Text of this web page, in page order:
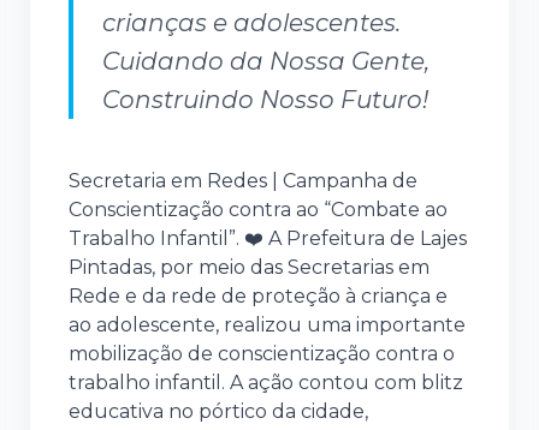
crianças e adolescentes.
Cuidando da Nossa Gente,
Construindo Nosso Futuro!
Secretaria em Redes | Campanha de
Conscientização contra ao “Combate ao
Trabalho Infantil”. ❤️ A Prefeitura de Lajes
Pintadas, por meio das Secretarias em
Rede e da rede de proteção à criança e
ao adolescente, realizou uma importante
mobilização de conscientização contra o
trabalho infantil. A ação contou com blitz
educativa no pórtico da cidade,